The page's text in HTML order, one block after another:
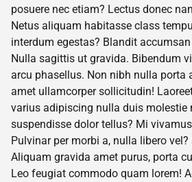
posuere nec etiam? Lectus donec
Netus aliquam habitasse class
interdum egestas? Blandit
Nulla sagittis ut gravida. Bibendum
arcu phasellus. Non nibh nulla porta
amet ullamcorper sollicitudin!
varius adipiscing nulla duis molestie
suspendisse dolor tellus? Mi
Pulvinar per morbi a, nulla libero
Aliquam gravida amet purus, porta
Leo feugiat commodo quam lorem!